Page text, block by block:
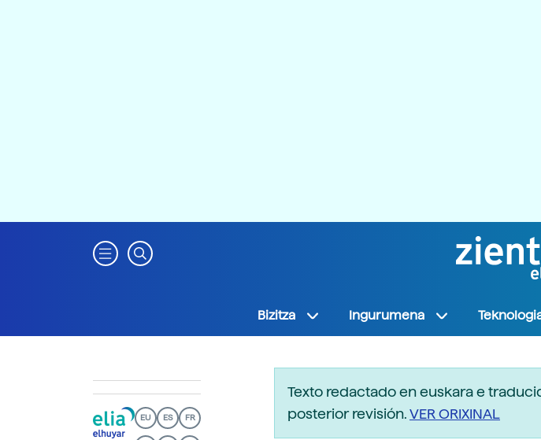
Bizitza Ingurumena
EU ES FR
Texto redactado en euskara e
posterior revisión.VER ORIXINAL